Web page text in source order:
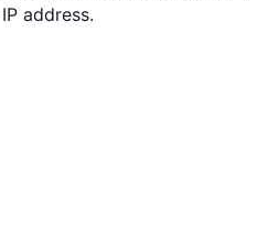
address.